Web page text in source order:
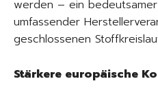
werden – ein
umfassender
geschlossenen
Stärkere europäische